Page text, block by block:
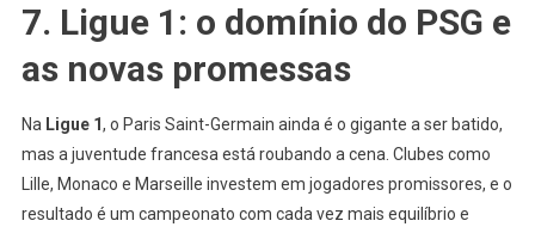
7. Ligue 1: o domínio do PSG e
as novas promessas
Na Ligue 1, o Paris Saint-Germain ainda é o gigante a ser batido,
mas a juventude francesa está roubando a cena. Clubes como
Lille, Monaco e Marseille investem em jogadores promissores, e o
resultado é um campeonato com cada vez mais equilíbrio e